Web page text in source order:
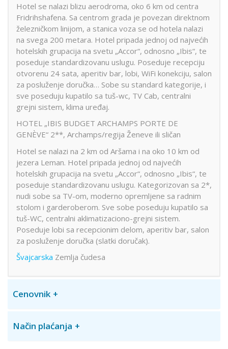
Hotel se nalazi blizu aerodroma, oko 6 km od centra
Fridrihshafena. Sa centrom grada je povezan direktnom
železničkom linijom, a stanica voza se od hotela nalazi
na svega 200 metara. Hotel pripada jednoj od najvećih
hotelskih grupacija na svetu „Accor“, odnosno „Ibis“, te
poseduje standardizovanu uslugu. Poseduje recepciju
otvorenu 24 sata, aperitiv bar, lobi, WiFi konekciju, salon
za posluženje doručka… Sobe su standard kategorije, i
sve poseduju kupatilo sa tuš-wc, TV Cab, centralni
grejni sistem, klima uređaj.
HOTEL „IBIS BUDGET ARCHAMPS PORTE DE
GENÈVE“ 2**, Archamps/regija Ženeve ili sličan
Hotel se nalazi na 2 km od Aršama i na oko 10 km od
jezera Leman. Hotel pripada jednoj od najvećih
hotelskih grupacija na svetu „Accor“, odnosno „Ibis“, te
poseduje standardizovanu uslugu. Kategorizovan sa 2*,
nudi sobe sa TV-om, moderno opremljene sa radnim
stolom i garderoberom. Sve sobe poseduju kupatilo sa
tuš-WC, centralni aklimatizaciono-grejni sistem.
Poseduje lobi sa recepcionim delom, aperitiv bar, salon
za posluženje doručka (slatki doručak).
Švajcarska Zemlja čudesa
Cenovnik
Način plaćanja